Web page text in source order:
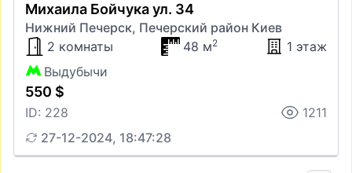
Михаила Бойчука ул. 34
Нижний Печерск, Печерский район Киев
2 комнаты
48 м2
1 этаж
Выдубычи
550 $
ID: 228
1211
27-12-2024, 18:47:28